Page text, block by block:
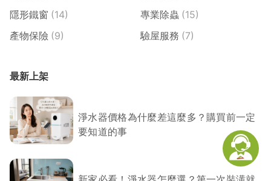
隱形鐵窗 (14) 專業除蟲 (15)
產物保險 (9) 驗屋服務 (7)
最新上架
淨水器價格為什麼差這麼多？購買前一定
要知道的事